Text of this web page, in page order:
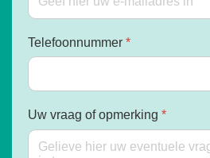
Telefoonnummer *
Uw vraag of opmerking *